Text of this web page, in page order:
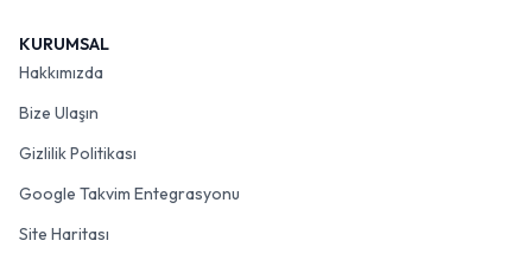
KURUMSAL
Hakkımızda
Bize Ulaşın
Gizlilik Politikası
Google Takvim Entegrasyonu
Site Haritası